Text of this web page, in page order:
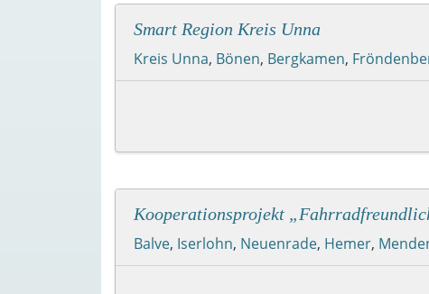
Smart Region Kreis Unna
Kreis Unna, Bönen, Bergkamen,
Kooperationsprojekt
Balve, Iserlohn, Neuenrade, Hemer,